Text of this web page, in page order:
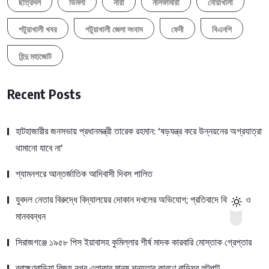
পটুয়াখালী খবর পটুয়াখালী জেলা সংবাদ ফেনী বিএনপি
হিন্দু মহাজোট
Recent Posts
হাটহাজারীর জনসভায় প্রধানমন্ত্রী তারেক রহমান: ‘ষড়যন্ত্র করে উন্নয়নের অগ্রযাত্রা
থামানো যাবে না’
শ্যামনগরে আন্তর্জাতিক আদিবাসী দিবস পালিত
যুবদল নেতার বিরুদ্ধে বিদ্যালয়ের দোকান দখলের অভিযোগ; প্রতিবাদে বিক্ষোভ ও
মানববন্ধন
সিরাজগঞ্জে ১৯৫৮ পিস ইয়াবাসহ কুমিল্লার শীর্ষ মাদক কারবারি মোস্তাক গ্রেপ্তার